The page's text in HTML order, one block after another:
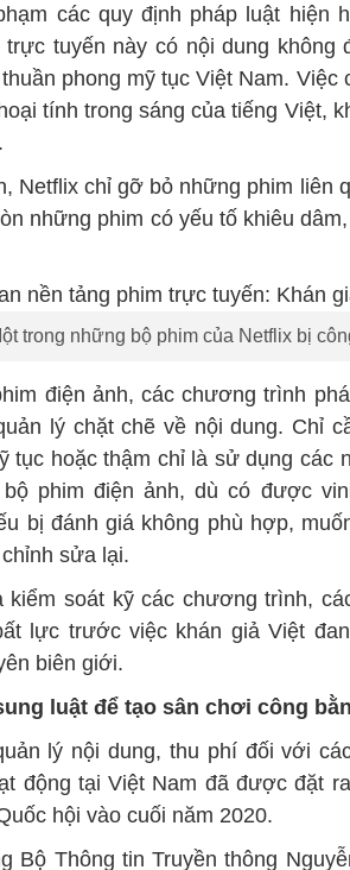
các quy định pháp luật hiện
trực tuyến này có nội dung
phong mỹ tục Việt Nam.
tính trong sáng của tiếng Việt,
Netflix chỉ gỡ bỏ những phim liên
những phim có yếu tố khiêu
trong những bộ phim của Netflix bị
điện ảnh, các chương trình
lý chặt chẽ về nội dung. Chỉ
tục hoặc thậm chỉ là sử dụng các
phim điện ảnh, dù có được
bị đánh giá không phù hợp,
sửa lại.
kiểm soát kỹ các chương trình,
lực trước việc khán giả Việt
biên giới.
luật để tạo sân chơi công
lý nội dung, thu phí đối với
động tại Việt Nam đã được đặt
hội vào cuối năm 2020.
Bộ Thông tin Truyền thông